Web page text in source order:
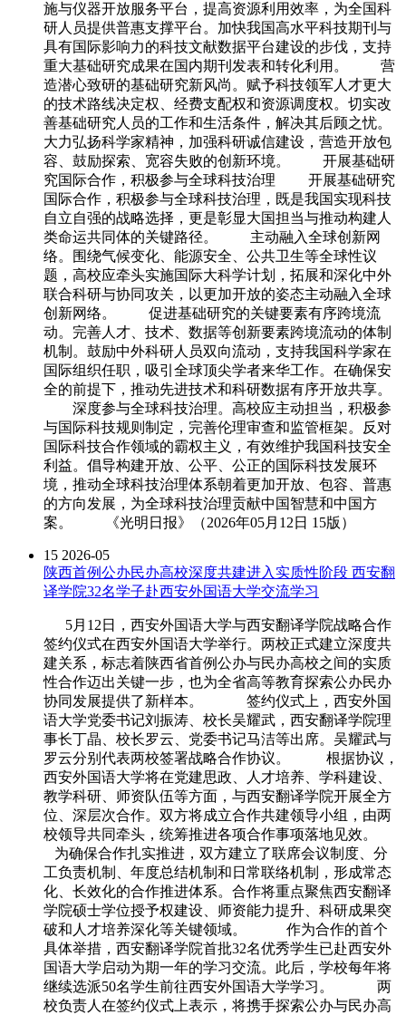
施与仪器开放服务平台，提高资源利用效率，为全国科
研人员提供普惠支撑平台。加快我国高水平科技期刊与
具有国际影响力的科技文献数据平台建设的步伐，支持
重大基础研究成果在国内期刊发表和转化利用。 营
造潜心致研的基础研究新风尚。赋予科技领军人才更大
的技术路线决定权、经费支配权和资源调度权。切实改
善基础研究人员的工作和生活条件，解决其后顾之忧。
大力弘扬科学家精神，加强科研诚信建设，营造开放包
容、鼓励探索、宽容失败的创新环境。 开展基础研
究国际合作，积极参与全球科技治理 开展基础研究
国际合作，积极参与全球科技治理，既是我国实现科技
自立自强的战略选择，更是彰显大国担当与推动构建人
类命运共同体的关键路径。 主动融入全球创新网
络。围绕气候变化、能源安全、公共卫生等全球性议
题，高校应牵头实施国际大科学计划，拓展和深化中外
联合科研与协同攻关，以更加开放的姿态主动融入全球
创新网络。 促进基础研究的关键要素有序跨境流
动。完善人才、技术、数据等创新要素跨境流动的体制
机制。鼓励中外科研人员双向流动，支持我国科学家在
国际组织任职，吸引全球顶尖学者来华工作。在确保安
全的前提下，推动先进技术和科研数据有序开放共享。
深度参与全球科技治理。高校应主动担当，积极参
与国际科技规则制定，完善伦理审查和监管框架。反对
国际科技合作领域的霸权主义，有效维护我国科技安全
利益。倡导构建开放、公平、公正的国际科技发展环
境，推动全球科技治理体系朝着更加开放、包容、普惠
的方向发展，为全球科技治理贡献中国智慧和中国方
案。 《光明日报》（2026年05月12日 15版）
15 2026-05
陕西首例公办民办高校深度共建进入实质性阶段 西安翻
译学院32名学子赴西安外国语大学交流学习
5月12日，西安外国语大学与西安翻译学院战略合作
签约仪式在西安外国语大学举行。两校正式建立深度共
建关系，标志着陕西省首例公办与民办高校之间的实质
性合作迈出关键一步，也为全省高等教育探索公办民办
协同发展提供了新样本。 签约仪式上，西安外国
语大学党委书记刘振涛、校长吴耀武，西安翻译学院理
事长丁晶、校长罗云、党委书记马洁等出席。吴耀武与
罗云分别代表两校签署战略合作协议。 根据协议，
西安外国语大学将在党建思政、人才培养、学科建设、
教学科研、师资队伍等方面，与西安翻译学院开展全方
位、深层次合作。双方将成立合作共建领导小组，由两
校领导共同牵头，统筹推进各项合作事项落地见效。
为确保合作扎实推进，双方建立了联席会议制度、分
工负责机制、年度总结机制和日常联络机制，形成常态
化、长效化的合作推进体系。合作将重点聚焦西安翻译
学院硕士学位授予权建设、师资能力提升、科研成果突
破和人才培养深化等关键领域。 作为合作的首个
具体举措，西安翻译学院首批32名优秀学生已赴西安外
国语大学启动为期一年的学习交流。此后，学校每年将
继续选派50名学生前往西安外国语大学学习。 两
校负责人在签约仪式上表示，将携手探索公办与民办高